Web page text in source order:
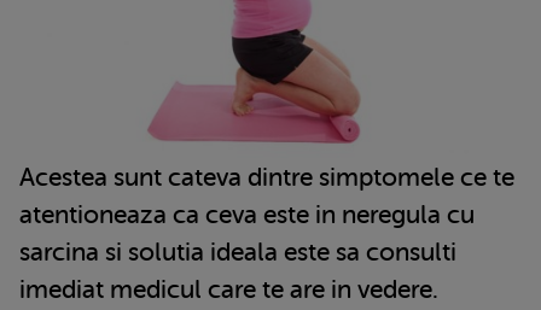
Acestea sunt cateva dintre simptomele ce te
atentioneaza ca ceva este in neregula cu
sarcina si solutia ideala este sa consulti
imediat medicul care te are in vedere.